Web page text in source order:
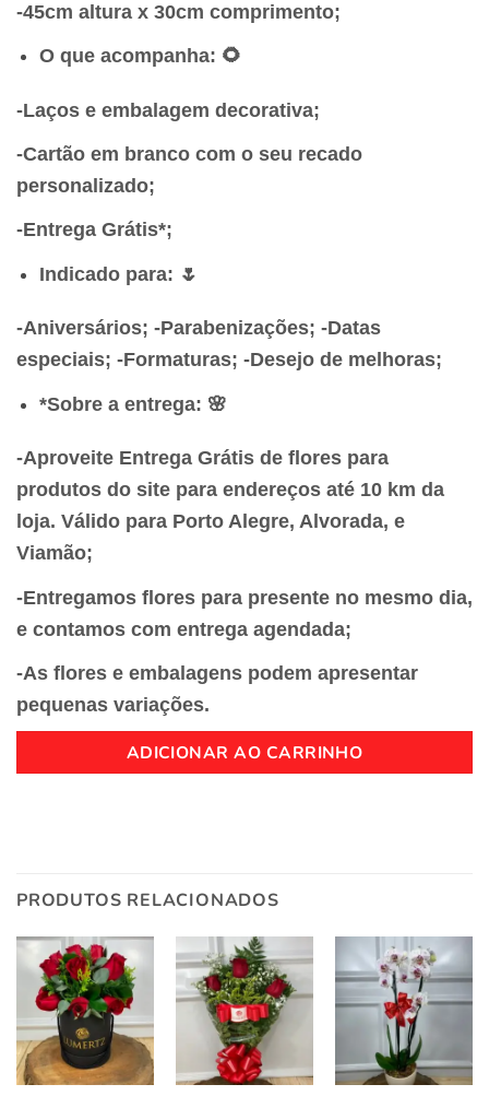
-45cm altura x 30cm comprimento;
O que acompanha: 🌻
-Laços e embalagem decorativa;
-Cartão em branco com o seu recado
personalizado;
-Entrega Grátis*;
Indicado para: 🌷
-Aniversários; -Parabenizações; -Datas
especiais; -Formaturas; -Desejo de melhoras;
*Sobre a entrega: 🌸
-Aproveite Entrega Grátis de flores para
produtos do site para endereços até 10 km da
loja. Válido para Porto Alegre, Alvorada, e
Viamão;
-Entregamos flores para presente no mesmo dia,
e contamos com entrega agendada;
-As flores e embalagens podem apresentar
pequenas variações.
ADICIONAR AO CARRINHO
PRODUTOS RELACIONADOS